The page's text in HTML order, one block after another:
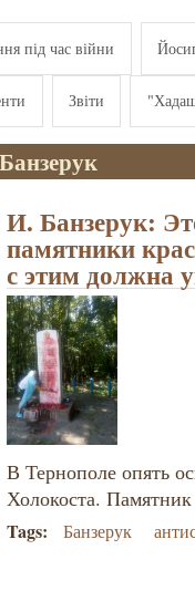
під час війни
Звіти
Банзерук
И. Банзерук:
памятники
с этим должна
В Тернополе опять
Холокоста.
Tags: Банзерук